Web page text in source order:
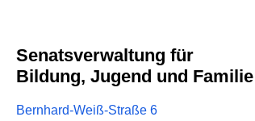
Senatsverwaltung für
Bildung, Jugend und Familie
Bernhard-Weiß-Straße 6